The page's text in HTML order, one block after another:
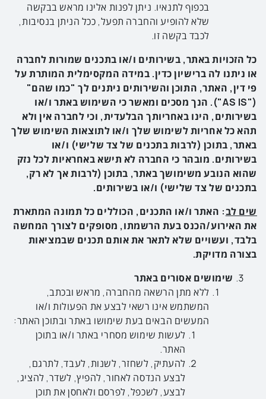
בכפוף לתנאיו. ניתן לפנות אלינו מראש בבקשה
שלא להופיע והחברה תפעל, ככל הניתן בנסיבות,
לכבד בקשה זו.
כל הזכויות באתר, בשירותים ו/או בתכנים שמורות לחברה
או ניתנו לה ברישיון כדין. במידה המקסימלית המותרת על
פי דין, האתר, התוכן והשירותים ניתנים לך "כמו שהם"
("
AS IS"). הנך מסכים ומאשר כי השימוש באתר ו/או
בשירותים, הינו באחריותך הבלעדית, וכי לחברה אין ולא
תהא כל אחריות לשימוש שלך ו/או לתוצאות השימוש שלך
באתר, בתוכן (לרבות בתכנים של צד שלישי) ו/או
בשירותים. מובהר כי החברה לא תישא באחראיות לכל נזק
שהוא הנובע משימושך באתר, בתוכן (לרבות אך לא רק,
בתכנים של צד שלישי) ו/או בשירותים.
שים לב: האתר ו/או התכנים, הכוללים כל תמונה המתארת
את האירוע/הכנס בעת הרשמתו, מסופקים לצורך המחשה
בלבד, ועשויים שלא לתאר אתאותם תכנים שבמציאות
בצורה מדויקת.
שימושים אסורים באתר
ללא מתן הרשאה מהחברה, מראש ובכתב,
המשתמש אינו רשאי לבצע את הפעולות ו/או
המעשים הבאים בעת שימושו באתר ובתוכן האתר:
לעשות שימוש מסחרי באתר ו/או בתוכן
האתר.
להעתיק, לשחזר, לשנות, לעבד, לתרגם,
לבצע הנדסה לאחור, להפיץ, לשדר, להציג,
לבצע, לשכפל, לפרסם ולאחסן את תוכן